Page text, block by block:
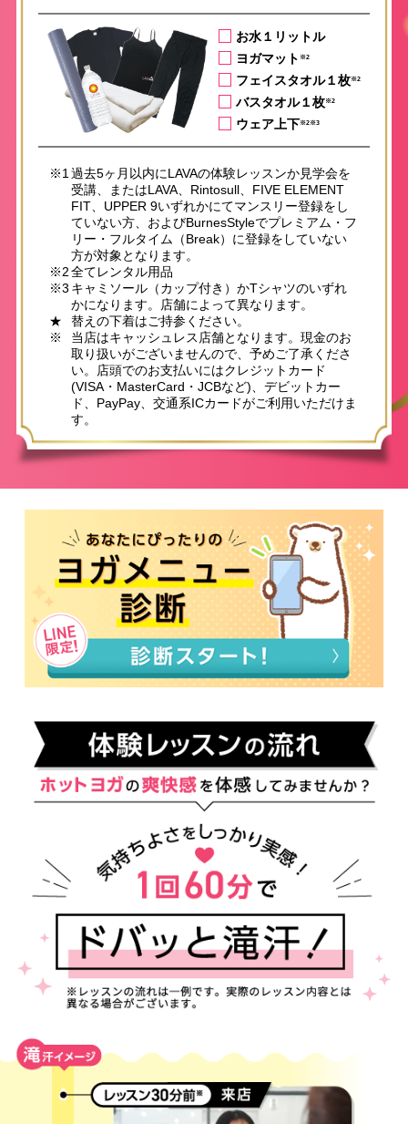
お水１リットル
ヨガマット ※2
フェイスタオル１枚※2
バスタオル１枚※2
ウェア上下※2※3
※1 過去5ヶ月以内にLAVAの体験レッスンか見学会を
受講、またはLAVA、Rintosull、FIVE ELEMENT
FIT、UPPER 9いずれかにてマンスリー登録をし
ていない方、およびBurnesStyleでプレミアム・フ
リー・フルタイム（Break）に登録をしていない
方が対象となります。
※2全てレンタル用品
※3 キャミソール（カップ付き）かTシャツのいずれ
かになります。店舗によって異なります。
★
替えの下着はご持参ください。
※
当店はキャッシュレス店舗となります。現金のお
取り扱いがございませんので、予めご了承くださ
い。店頭でのお支払いにはクレジットカード
(VISA・MasterCard・JCBなど)、デビットカー
ド、PayPay、交通系ICカードがご利用いただけま
す。